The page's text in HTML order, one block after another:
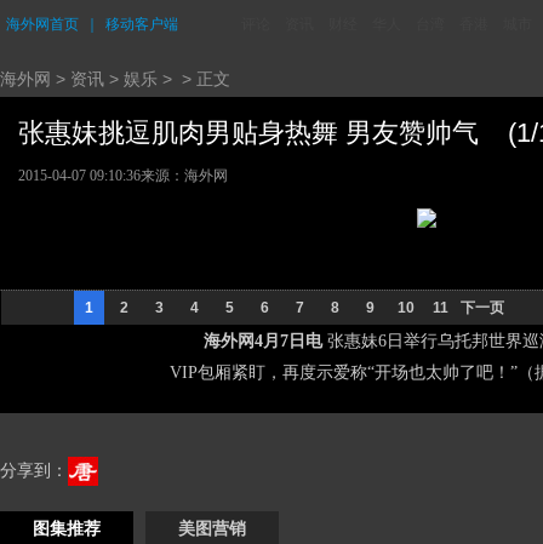
海外网首页 移动客户端
海外网 > 资讯 > 娱乐 > > 正文
张惠妹挑逗肌肉男贴身热舞 男友赞帅气 (1/
2015-04-07 09:10:36来源：海外网
1 2 3 4 5 6 7 8 9 10 11 下一页
海外网4月7日电张惠妹6日举行乌托邦世界
VIP包厢紧盯，再度示爱称“开场也太帅了吧！”（
分享到：
图集推荐 美图营销